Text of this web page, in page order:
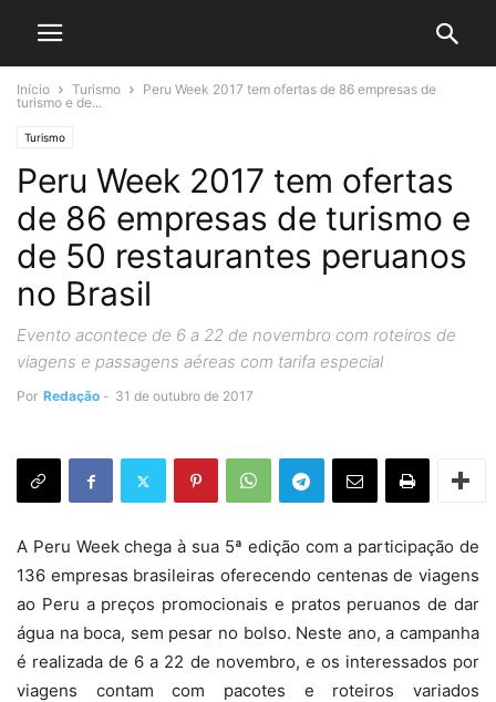
Início Turismo
Peru Week 2017 tem ofertas de 86 empresas de
turismo e de...
Turismo
Peru Week 2017 tem ofertas
de 86 empresas de turismo e
de 50 restaurantes peruanos
no Brasil
Evento acontece de 6 a 22 de novembro com roteiros de
viagens e passagens aéreas com tarifa especial
Por Redação - 31 de outubro de 2017
A Peru Week chega à sua 5ª edição com a participação de
136 empresas brasileiras oferecendo centenas de viagens
ao Peru a preços promocionais e pratos peruanos de dar
água na boca, sem pesar no bolso. Neste ano, a campanha
é realizada de 6 a 22 de novembro, e os interessados por
viagens contam com pacotes e roteiros variados